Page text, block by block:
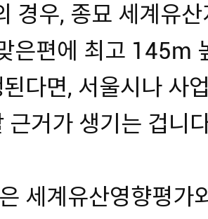
경우, 종묘 세계유
은편에 최고 145m
다면, 서울시나 사
근거가 생기는 겁니
세계유산영향평가